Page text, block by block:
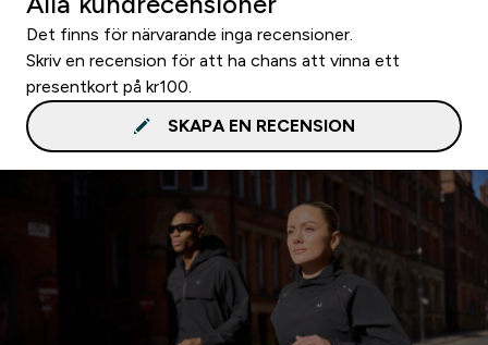
Det finns för närvarande inga recensioner.
Skriv en recension för att ha chans att vinna ett
presentkort på kr100.
SKAPA EN RECENSION